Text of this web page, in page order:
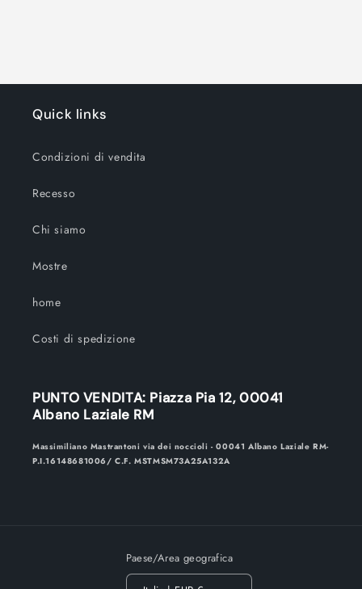
Quick links
Condizioni di vendita
Recesso
Chi siamo
Mostre
home
Costi di spedizione
PUNTO VENDITA: Piazza Pia 12, 00041
Albano Laziale RM
Massimiliano Mastrantoni via dei noccioli - 00041 Albano Laziale RM-
P.I.16148681006/ C.F. MSTMSM73A25A132A
Paese/Area geografica